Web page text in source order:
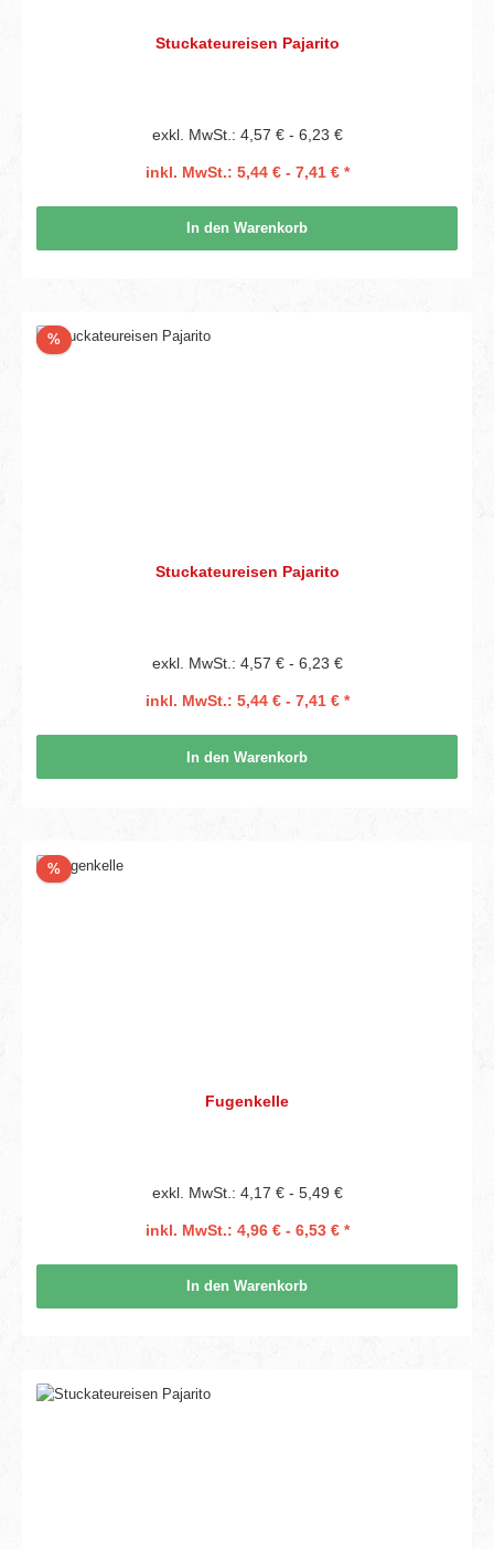
Stuckateureisen Pajarito
exkl. MwSt.: 4,57 € - 6,23 €
inkl. MwSt.: 5,44 € - 7,41 € *
In den Warenkorb
%Rabatt
Stuckateureisen Pajarito
exkl. MwSt.: 4,57 € - 6,23 €
inkl. MwSt.: 5,44 € - 7,41 € *
In den Warenkorb
%Rabatt
Fugenkelle
exkl. MwSt.: 4,17 € - 5,49 €
inkl. MwSt.: 4,96 € - 6,53 € *
In den Warenkorb